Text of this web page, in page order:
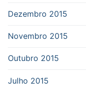
Dezembro 2015
Novembro 2015
Outubro 2015
Julho 2015